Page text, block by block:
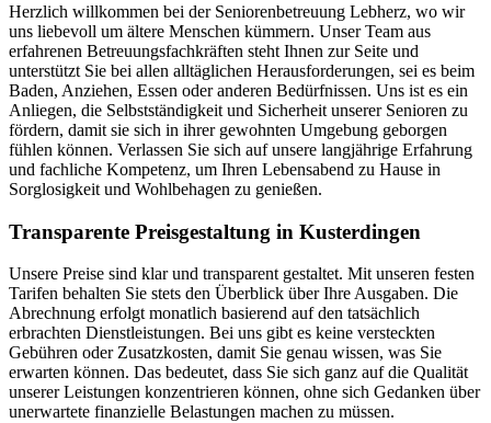
Herzlich willkommen bei der Seniorenbetreuung Lebherz, wo wir
uns liebevoll um ältere Menschen kümmern. Unser Team aus
erfahrenen Betreuungsfachkräften steht Ihnen zur Seite und
unterstützt Sie bei allen alltäglichen Herausforderungen, sei es beim
Baden, Anziehen, Essen oder anderen Bedürfnissen. Uns ist es ein
Anliegen, die Selbstständigkeit und Sicherheit unserer Senioren zu
fördern, damit sie sich in ihrer gewohnten Umgebung geborgen
fühlen können. Verlassen Sie sich auf unsere langjährige Erfahrung
und fachliche Kompetenz, um Ihren Lebensabend zu Hause in
Sorglosigkeit und Wohlbehagen zu genießen.
Transparente Preisgestaltung in Kusterdingen
Unsere Preise sind klar und transparent gestaltet. Mit unseren festen
Tarifen behalten Sie stets den Überblick über Ihre Ausgaben. Die
Abrechnung erfolgt monatlich basierend auf den tatsächlich
erbrachten Dienstleistungen. Bei uns gibt es keine versteckten
Gebühren oder Zusatzkosten, damit Sie genau wissen, was Sie
erwarten können. Das bedeutet, dass Sie sich ganz auf die Qualität
unserer Leistungen konzentrieren können, ohne sich Gedanken über
unerwartete finanzielle Belastungen machen zu müssen.